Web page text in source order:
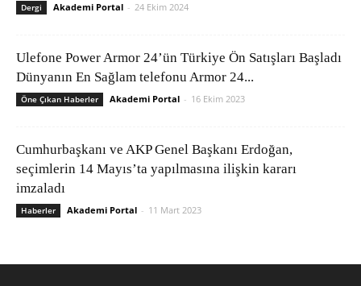
Dergi Akademi Portal - 24 Ekim 2024
Ulefone Power Armor 24’ün Türkiye Ön Satışları Başladı
Dünyanın En Sağlam telefonu Armor 24...
Öne Çıkan Haberler Akademi Portal - 16 Ekim 2023
Cumhurbaşkanı ve AKP Genel Başkanı Erdoğan,
seçimlerin 14 Mayıs’ta yapılmasına ilişkin kararı
imzaladı
Haberler Akademi Portal - 11 Mart 2023